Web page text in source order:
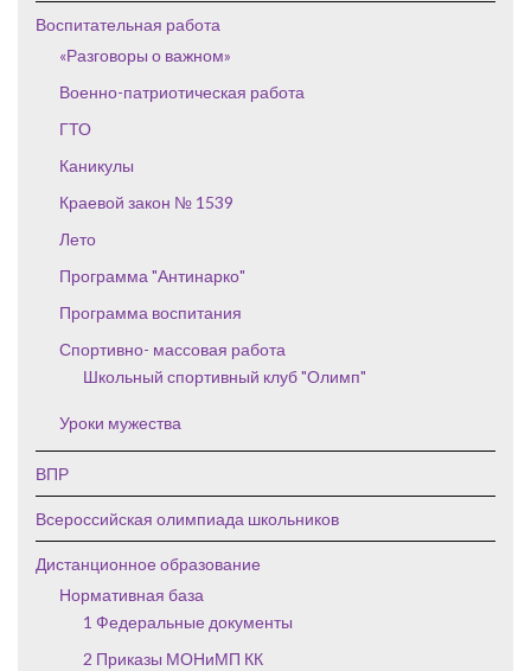
Воспитательная работа
«Разговоры о важном»
Военно-патриотическая работа
ГТО
Каникулы
Краевой закон № 1539
Лето
Программа "Антинарко"
Программа воспитания
Спортивно- массовая работа
Школьный спортивный клуб "Олимп"
Уроки мужества
ВПР
Всероссийская олимпиада школьников
Дистанционное образование
Нормативная база
1 Федеральные документы
2 Приказы МОНиМП КК